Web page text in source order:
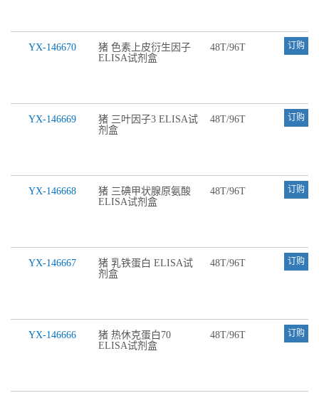
YX-146670
猪 色素上皮衍生因子
ELISA试剂盒
48T/96T 订购
YX-146669
猪 三叶因子3 ELISA试
剂盒
48T/96T 订购
YX-146668
猪 三碘甲状腺原氨酸
ELISA试剂盒
48T/96T 订购
YX-146667
猪 乳铁蛋白 ELISA试
剂盒
48T/96T 订购
YX-146666
猪 热休克蛋白70
ELISA试剂盒
48T/96T 订购